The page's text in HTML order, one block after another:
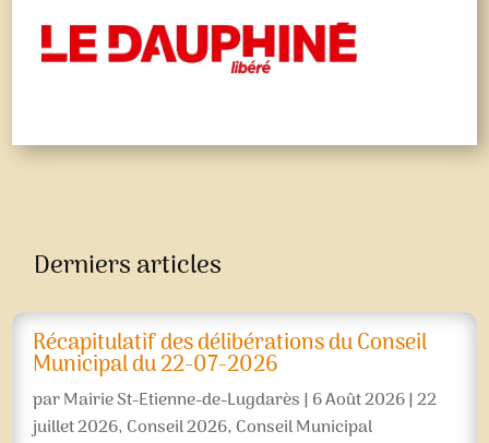
Derniers articles
Récapitulatif des délibérations du Conseil
Municipal du 22-07-2026
parMairie St-Etienne-de-Lugdarès| 6 Août 2026|22
juillet 2026, Conseil 2026, Conseil Municipal